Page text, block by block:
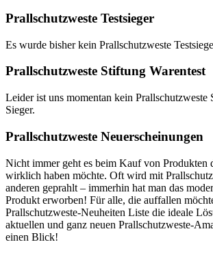
Prallschutzweste Testsieger
Es wurde bisher kein Prallschutzweste
Prallschutzweste Stiftung Warentest
Leider ist uns momentan kein Prallschutzweste
Sieger.
Prallschutzweste Neuerscheinungen
Nicht immer geht es beim Kauf von Produkten
wirklich haben möchte. Oft wird mit
anderen geprahlt – immerhin hat man das
Produkt erworben! Für alle, die auffallen
Prallschutzweste-Neuheiten Liste die ideale
aktuellen und ganz neuen Prallschutzweste-
einen Blick!